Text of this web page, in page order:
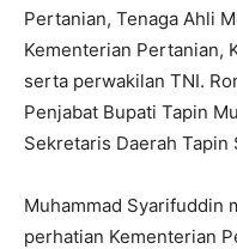
Pertanian, Tenaga Ahli
Kementerian Pertanian,
serta perwakilan TNI.
Penjabat Bupati Tapin
Sekretaris Daerah Tapin
Muhammad Syarifuddin
perhatian Kementerian